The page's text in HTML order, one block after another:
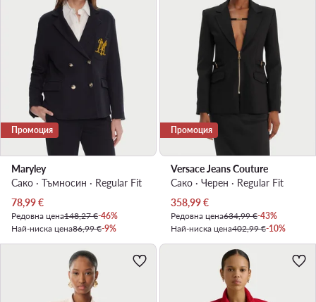
Промоция
Maryley
Сако · Тъмносин · Regular Fit
Актуална цена
78,99€
Редовна цена148,27 €-46%
Най-ниска цена86,99 €-9%
Промоция
Versace Jeans Couture
Сако · Черен · Regular Fit
Актуална цена
358,99€
Редовна цена634,99 €-43%
Най-ниска цена402,99 €-10%